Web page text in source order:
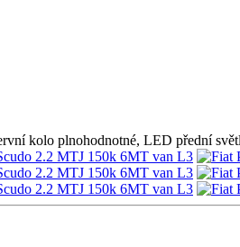
kolo plnohodnotné, LED přední